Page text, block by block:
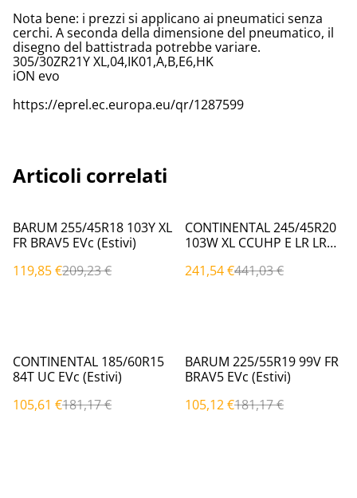
Nota bene: i prezzi si applicano ai pneumatici senza
cerchi. A seconda della dimensione del pneumatico, il
disegno del battistrada potrebbe variare.
305/30ZR21Y XL,04,IK01,A,B,E6,HK
iON evo
https://eprel.ec.europa.eu/qr/1287599
Articoli correlati
%
BARUM 255/45R18 103Y XL
FR BRAV5 EVc (Estivi)
119,85 €209,23 €
%
CONTINENTAL 245/45R20
103W XL CCUHP E LR LR
241,54 €441,03 €
%
CONTINENTAL 185/60R15
84T UC EVc (Estivi)
105,61 €181,17 €
%
BARUM 225/55R19 99V FR
BRAV5 EVc (Estivi)
105,12 €181,17 €